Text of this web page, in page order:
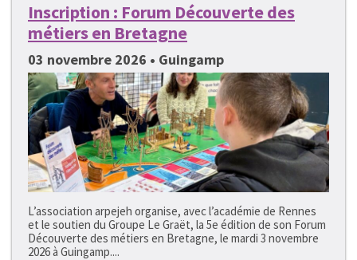
Inscription : Forum Découverte des
métiers en Bretagne
03 novembre 2026 • Guingamp
L’association arpejeh organise, avec l’académie de Rennes
et le soutien du Groupe Le Graët, la 5e édition de son Forum
Découverte des métiers en Bretagne, le mardi 3 novembre
2026 à Guingamp....